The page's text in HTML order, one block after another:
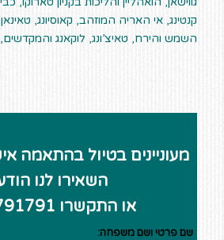
קנטינג, אי האריה המוזהב, קאוסיונג,
השמש והירח, טאיצ’ונג, לוקאנג
מעוניינים בטיול בהתאמה
השאירו לנו
או התקשרו 02-5791791
שם פרטי ושם משפחה: